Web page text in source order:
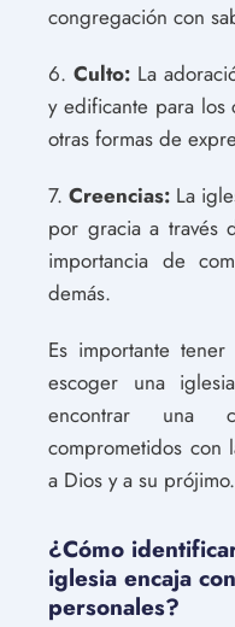
congregación con
6. Culto:La
y edificante para los
otras formas de
7. Creencias: La
por gracia a través
importancia de
demás.
Es importante
escoger una
encontrar una
comprometidos
a Dios y a su prójimo.
¿Cómo
iglesia encaja
personales?